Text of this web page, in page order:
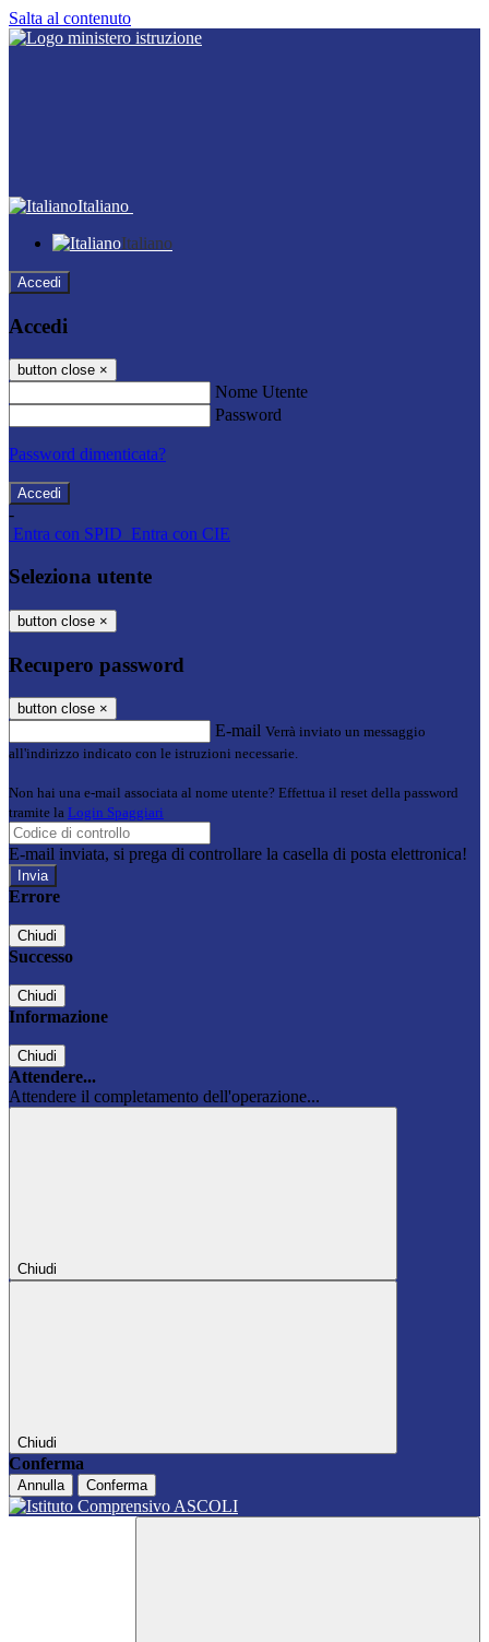
Salta al contenuto
Italiano
Italiano
Accedi
Accedi
button close ×
Nome Utente
Password
Password dimenticata?
-
Entra con SPID Entra con CIE
Seleziona utente
button close ×
Recupero password
button close ×
E-mail Verrà inviato un messaggio
all'indirizzo indicato con le istruzioni necessarie.
Non hai una e-mail associata al nome utente? Effettua il reset della password
tramite la Login Spaggiari
E-mail inviata, si prega di controllare la casella di posta elettronica!
Errore
Chiudi
Successo
Chiudi
Informazione
Chiudi
Attendere...
Attendere il completamento dell'operazione...
Chiudi
Chiudi
Conferma
Annulla Conferma